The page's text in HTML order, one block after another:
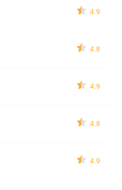
4.9
4.8
4.9
4.8
4.9